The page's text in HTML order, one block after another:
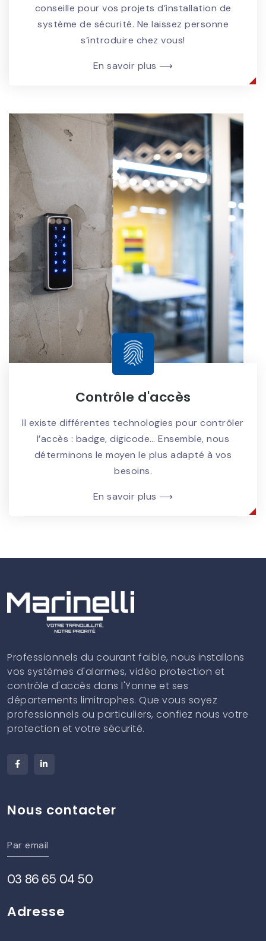
conseille pour vos projets d’installation de
système de sécurité. Ne laissez personne
s’introduire chez vous!
En savoir plus ⟶
Contrôle d'accès
Il existe différentes technologies pour contrôler
l’accès : badge, digicode… Ensemble, nous
déterminons le moyen le plus adapté à vos
besoins.
En savoir plus ⟶
Professionnels du courant faible, nous installons
vos systèmes d'alarmes, vidéo protection et
contrôle d'accès dans l'Yonne et ses
départements limitrophes. Que vous soyez
professionnels ou particuliers, confiez nous votre
protection et votre sécurité.
Nous contacter
Par email
03 86 65 04 50
Adresse